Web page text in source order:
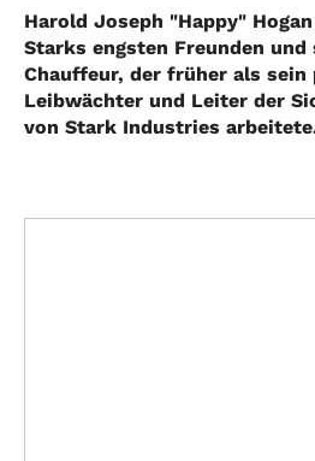
Harold Joseph "Happy"
Starks engsten Freunden
Chauffeur, der früher als sein
Leibwächter und Leiter der
von Stark Industries